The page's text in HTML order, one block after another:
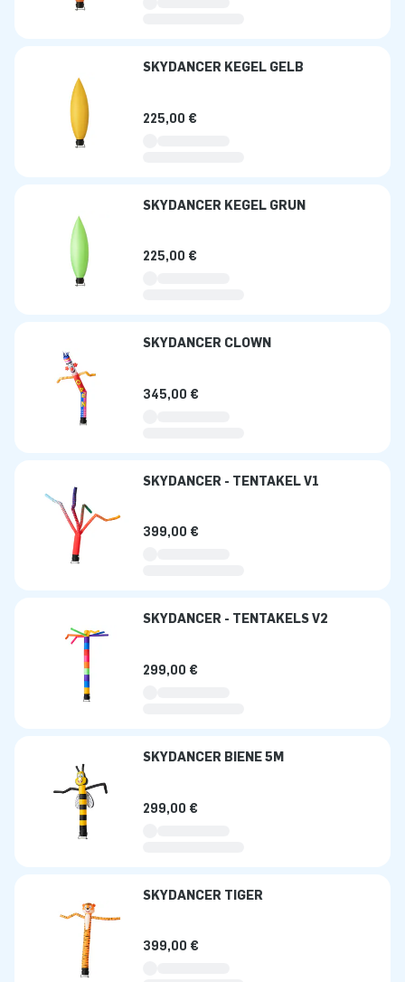
SKYDANCER KEGEL GELB
225,00 €
SKYDANCER KEGEL GRÜN
225,00 €
SKYDANCER CLOWN
345,00 €
SKYDANCER - TENTAKEL V1
399,00 €
SKYDANCER - TENTAKELS V2
299,00 €
SKYDANCER BIENE 5M
299,00 €
SKYDANCER TIGER
399,00 €